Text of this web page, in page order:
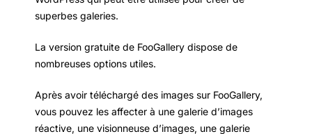
superbes galeries.
La version gratuite de FooGallery dispose de
nombreuses options utiles.
Après avoir téléchargé des images sur FooGallery,
vous pouvez les affecter à une galerie d’images
réactive, une visionneuse d’images, une galerie